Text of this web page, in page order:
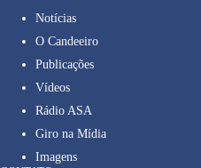
Notícias
O Candeeiro
Publicações
Vídeos
Rádio ASA
Giro na Mídia
Imagens